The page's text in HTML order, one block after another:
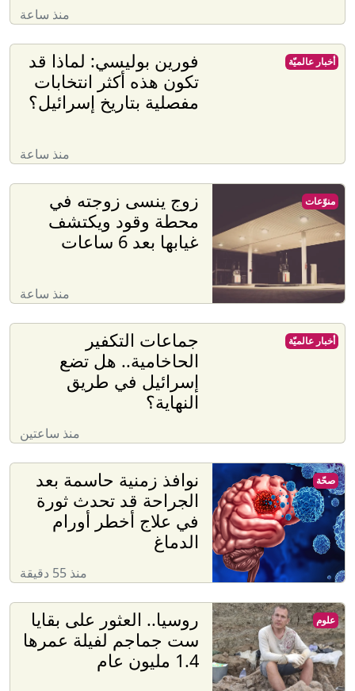
منذ ساعة
فورين بوليسي: لماذا قد
تكون هذه أكثر انتخابات
مفصلية بتاريخ إسرائيل؟
منذ ساعة
أخبار عالميّة
زوج ينسى زوجته في
محطة وقود ويكتشف
غيابها بعد 6 ساعات
منذ ساعة
منوّعات
جماعات التكفير
الحاخامية.. هل تضع
إسرائيل في طريق
النهاية؟
منذ ساعتين
أخبار عالميّة
نوافذ زمنية حاسمة بعد
الجراحة قد تحدث ثورة
في علاج أخطر أورام
الدماغ
منذ 55 دقيقة
صحّة
روسيا.. العثور على بقايا
ست جماجم لفيلة عمرها
1.4 مليون عام
علوم